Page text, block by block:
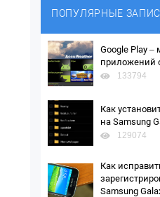
ПОПУЛЯРНЫЕ
Google Play –
приложений
133794
Как
на Samsung
129074
Как
Samsung